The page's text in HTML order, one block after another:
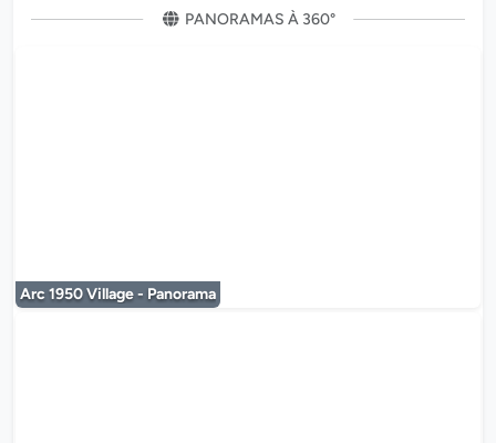
PANORAMAS À 360°
Arc 1950 Village - Panorama